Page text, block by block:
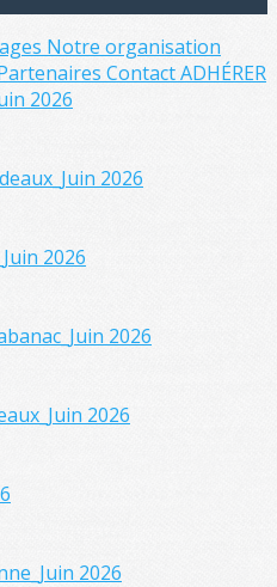
Notre organisation
ContactADHÉRER
2026
2026
2026
2026
2026
2026